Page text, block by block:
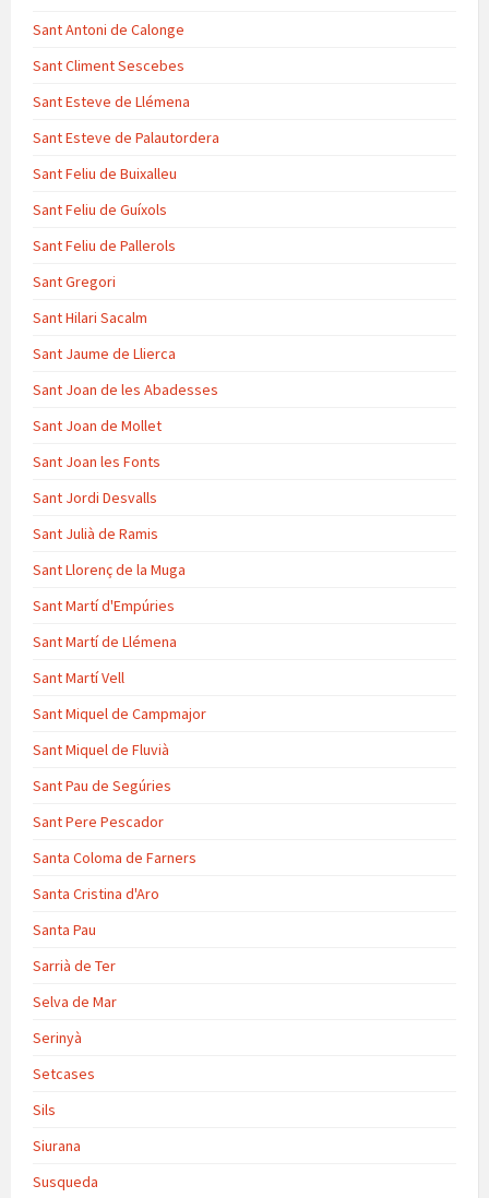
Sant Antoni de Calonge
Sant Climent Sescebes
Sant Esteve de Llémena
Sant Esteve de Palautordera
Sant Feliu de Buixalleu
Sant Feliu de Guíxols
Sant Feliu de Pallerols
Sant Gregori
Sant Hilari Sacalm
Sant Jaume de Llierca
Sant Joan de les Abadesses
Sant Joan de Mollet
Sant Joan les Fonts
Sant Jordi Desvalls
Sant Julià de Ramis
Sant Llorenç de la Muga
Sant Martí d'Empúries
Sant Martí de Llémena
Sant Martí Vell
Sant Miquel de Campmajor
Sant Miquel de Fluvià
Sant Pau de Segúries
Sant Pere Pescador
Santa Coloma de Farners
Santa Cristina d'Aro
Santa Pau
Sarrià de Ter
Selva de Mar
Serinyà
Setcases
Sils
Siurana
Susqueda